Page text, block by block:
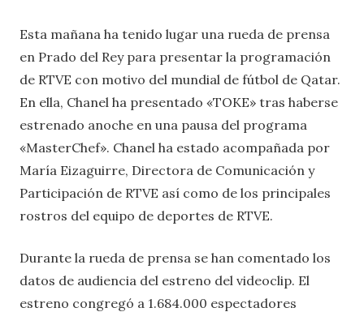
Esta mañana ha tenido lugar una rueda de prensa
en Prado del Rey para presentar la programación
de RTVE con motivo del mundial de fútbol de Qatar.
En ella, Chanel ha presentado «TOKE» tras haberse
estrenado anoche en una pausa del programa
«MasterChef». Chanel ha estado acompañada por
María Eizaguirre, Directora de Comunicación y
Participación de RTVE así como de los principales
rostros del equipo de deportes de RTVE.
Durante la rueda de prensa se han comentado los
datos de audiencia del estreno del videoclip. El
estreno congregó a 1.684.000 espectadores